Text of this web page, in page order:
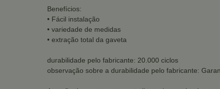
Benefícios:
• Fácil instalação
• variedade de medidas
• extração total da gaveta
durabilidade pelo fabricante: 20.000 ciclos
observação sobre a durabilidade pelo fabricante: